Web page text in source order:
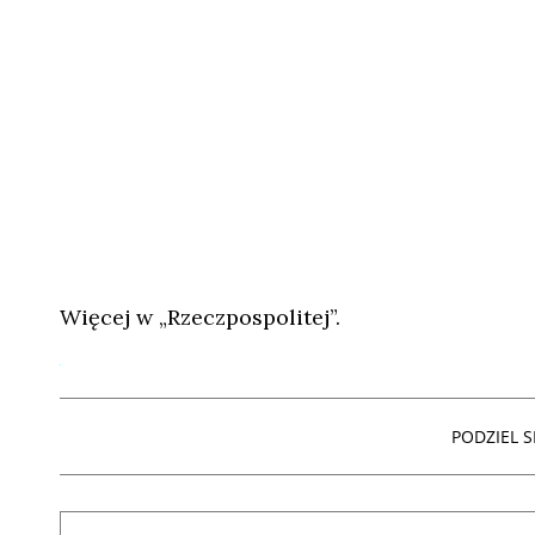
Więcej w „Rzeczpospolitej”.
PODZIEL